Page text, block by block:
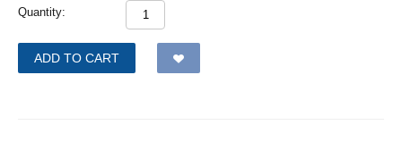
Quantity:
ADD TO CART